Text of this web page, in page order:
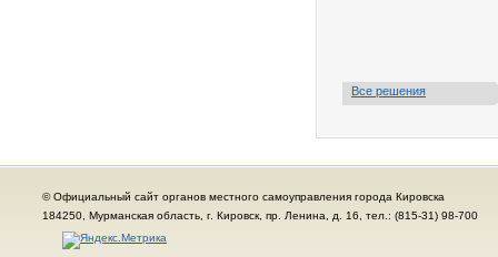
Все решения
© Официальный сайт органов местного самоуправления города Кировска
184250, Мурманская область, г. Кировск, пр. Ленина, д. 16, тел.: (815-31) 98-700